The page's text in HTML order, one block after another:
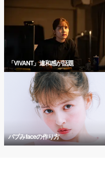
「VIVANT」違和感が話題
バブみfaceの作り方